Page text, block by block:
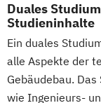
Duales
Studieninhalte
Ein duales
alle Aspekte der
Gebäudebau.
wie Ingenieurs-